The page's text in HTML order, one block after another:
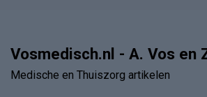
Vosmedisch.nl - A. Vos en
Medische en Thuiszorg artikelen